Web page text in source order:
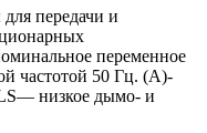
передачи и
переменное
частотой 50 Гц. (A)-
низкое дымо- и